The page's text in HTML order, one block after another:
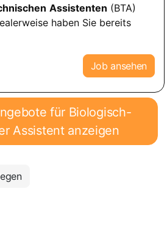
Assistenten (BTA)
haben Sie bereits
Job ansehen
für Biologisch-
Assistent anzeigen